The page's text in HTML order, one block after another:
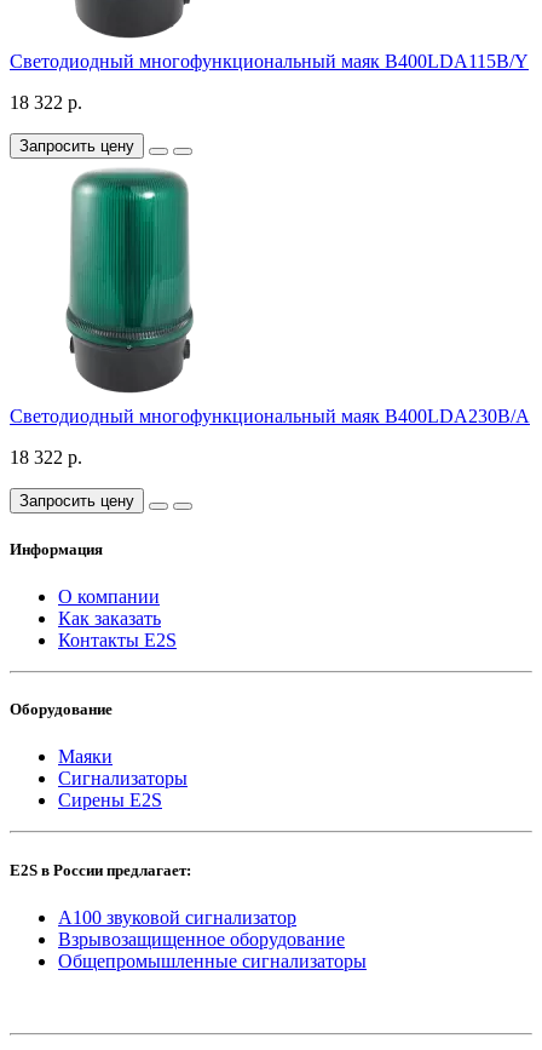
Светодиодный многофункциональный маяк B400LDA115B/Y
18 322 р.
Запросить цену
Светодиодный многофункциональный маяк B400LDA230B/A
18 322 р.
Запросить цену
Информация
О компании
Как заказать
Контакты E2S
Оборудование
Маяки
Сигнализаторы
Сирены E2S
E2S в России предлагает:
A100 звуковой сигнализатор
Взрывозащищенное оборудование
Общепромышленные сигнализаторы